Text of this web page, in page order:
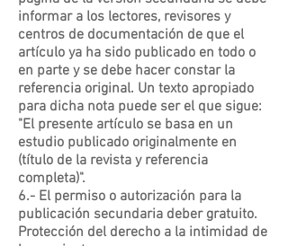
informar a los lectores, revisores y
centros de documentación de que el
artículo ya ha sido publicado en todo o
en parte y se debe hacer constar la
referencia original. Un texto apropiado
para dicha nota puede ser el que sigue:
"El presente artículo se basa en un
estudio publicado originalmente en
(título de la revista y referencia
completa)".
6.- El permiso o autorización para la
publicación secundaria deber gratuito.
Protección del derecho a la intimidad de